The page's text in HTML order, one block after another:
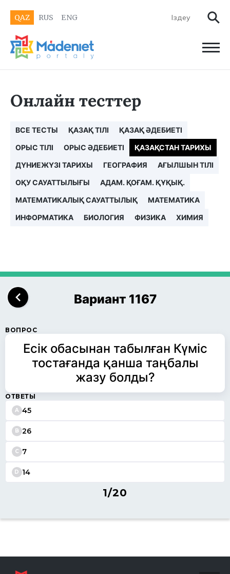
QAZ RUS ENG
Онлайн тесттер
ВСЕ ТЕСТЫ ҚАЗАҚ ТІЛІ
ҚАЗАҚ ӘДЕБИЕТІ
ОРЫС ТІЛІ
ОРЫС ӘДЕБИЕТІ
ҚАЗАҚСТАН ТАРИХЫ
ДҮНИЕЖҮЗІ ТАРИХЫ
ГЕОГРАФИЯ
АҒЫЛШЫН ТІЛІ
ОҚУ САУАТТЫЛЫҒЫ
АДАМ. ҚОҒАМ. ҚҰҚЫҚ.
МАТЕМАТИКАЛЫҚ САУАТТЫЛЫҚ
МАТЕМАТИКА
ИНФОРМАТИКА
БИОЛОГИЯ ФИЗИКА ХИМИЯ
Вариант 1167
ВОПРОС
Есік обасынан табылған Күміс
тостағанда қанша таңбалы
жазу болды?
ОТВЕТЫ
A 45
B 26
C 7
D 14
1/20